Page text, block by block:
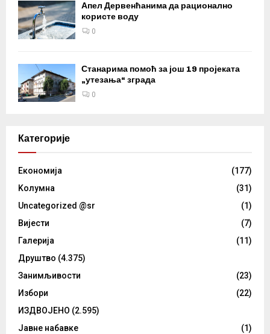
Апел Дервенћанима да рационално
користе воду
0
Станарима помоћ за још 19 пројеката
„утезања“ зграда
0
Категорије
Eкономија
(177)
Kолумнa
(31)
Uncategorized @sr
(1)
Вијести
(7)
Галерија
(11)
Друштво (4.375)
Занимљивости
(23)
Избори
(22)
ИЗДВОЈЕНО (2.595)
Јавне набавке
(1)